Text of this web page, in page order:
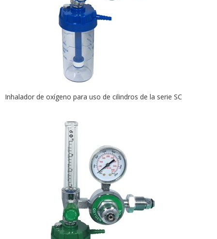
Inhalador de oxígeno para uso de cilindros de la serie SC